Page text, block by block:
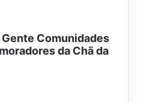
Comunidades
da Chã da